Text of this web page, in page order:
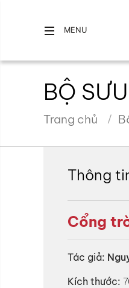
MENU
BỘ
Trang chủ
Thông
Cổng
Tác giả:
Kích thước: